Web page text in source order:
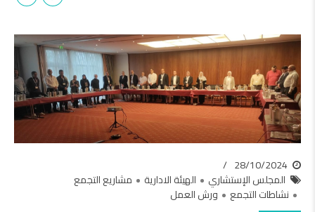
28/10/2024
المجلس الإستشاري
الهيئة الادارية
مشاريع التجمع
نشاطات التجمع
ورش العمل